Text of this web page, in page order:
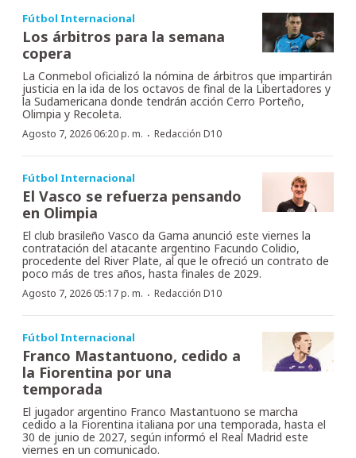
Fútbol Internacional
Los árbitros para la semana
copera
La Conmebol oficializó la nómina de árbitros que impartirán
justicia en la ida de los octavos de final de la Libertadores y
la Sudamericana donde tendrán acción Cerro Porteño,
Olimpia y Recoleta.
Agosto 7, 2026 06:20 p. m. · Redacción D10
Fútbol Internacional
El Vasco se refuerza pensando
en Olimpia
El club brasileño Vasco da Gama anunció este viernes la
contratación del atacante argentino Facundo Colidio,
procedente del River Plate, al que le ofreció un contrato de
poco más de tres años, hasta finales de 2029.
Agosto 7, 2026 05:17 p. m. · Redacción D10
Fútbol Internacional
Franco Mastantuono, cedido a
la Fiorentina por una
temporada
El jugador argentino Franco Mastantuono se marcha
cedido a la Fiorentina italiana por una temporada, hasta el
30 de junio de 2027, según informó el Real Madrid este
viernes en un comunicado.